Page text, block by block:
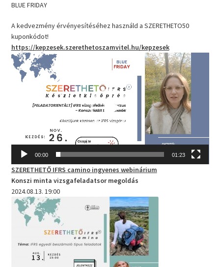
BLUE FRIDAY
A kedvezmény érvényesítéséhez használd a SZERETHETO50
kuponkódot!
https://kepzesek.szerethetoszamvitel.hu/kepzesek
Videólejátszó
00:00 01:23
SZERETHETŐ IFRS camino ingyenes webinárium
Konszi minta vizsgafeladatsor megoldás
2024.08.13. 19:00